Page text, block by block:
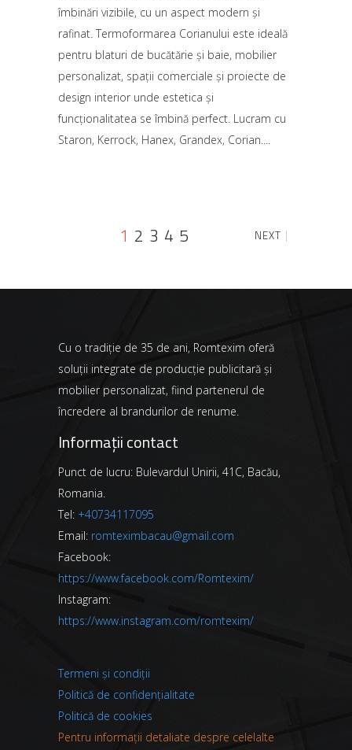
îmbinări vizibile, cu un aspect modern și
rafinat. Termoformarea Corianului este ideală
pentru blaturi de bucătărie și baie, mobilier
personalizat, spații comerciale și proiecte de
design interior unde estetica și
funcționalitatea se îmbină perfect. Lucram cu
Staron, Kerrock, Hanex, Grandex, Corian.
1 2 3 4 5 NEXT
Cu o tradiție de 35 de ani, Romtexim oferă
soluții integrate de producție publicitară și
mobilier personalizat, fiind partenerul de
încredere al brandurilor de renume.
Informații contact
Punct de lucru: Bulevardul Unirii, 41C, Bacău,
Romania.
Tel: +40734117095
Email: romteximbacau@gmail.com
Facebook:
https://www.facebook.com/Romtexim/
Instagram:
https://www.instagram.com/romtexim/
Termeni și condiții
Politică de confidențialitate
Politică de cookies
Pentru informații detaliate despre celelalte